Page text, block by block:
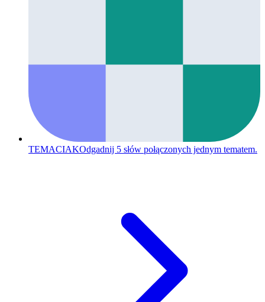
TEMACIAKOdgadnij 5 słów połączonych jednym tematem.